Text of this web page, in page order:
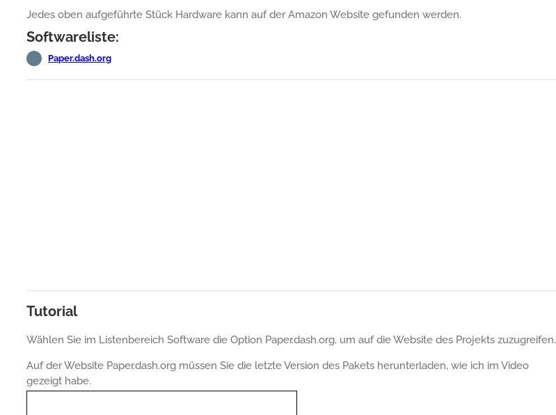
Jedes oben aufgeführte Stück Hardware kann auf der Amazon Website gefunden werden.
Softwareliste:
Paper.dash.org
Tutorial
Wählen Sie im Listenbereich Software die Option Paper.dash.org, um auf die Website des Projekts zuzugreifen.
Auf der Website Paper.dash.org müssen Sie die letzte Version des Pakets herunterladen, wie ich im Video
gezeigt habe.